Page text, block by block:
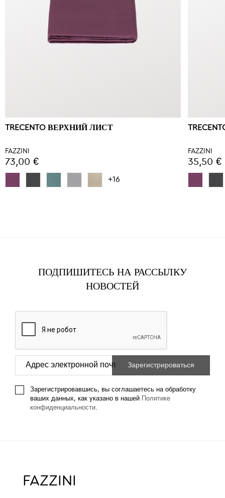
TRECENTO ВЕРХНИЙ ЛИСТ
FAZZINI
73,00 €
+16
FAZZINI
35,50 €
ПОДПИШИТЕСЬ НА РАССЫЛКУ
НОВОСТЕЙ
Зарегистрировавшись, вы соглашаетесь на обработку
ваших данных, как указано в нашей
Политике
конфиденциальности.
FAZZINI